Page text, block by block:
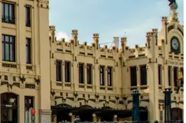
en omlaag, óf door te tikken of swipen.